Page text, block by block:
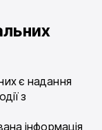
є надання
з
інформація